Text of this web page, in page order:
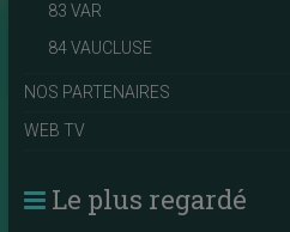
83 VAR
84 VAUCLUSE
NOS PARTENAIRES
WEB TV
Le plus regardé